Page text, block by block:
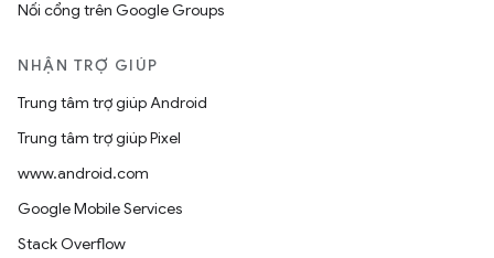
Nối cổng trên Google Groups
NHẬN TRỢ GIÚP
Trung tâm trợ giúp Android
Trung tâm trợ giúp Pixel
www.android.com
Google Mobile Services
Stack Overflow